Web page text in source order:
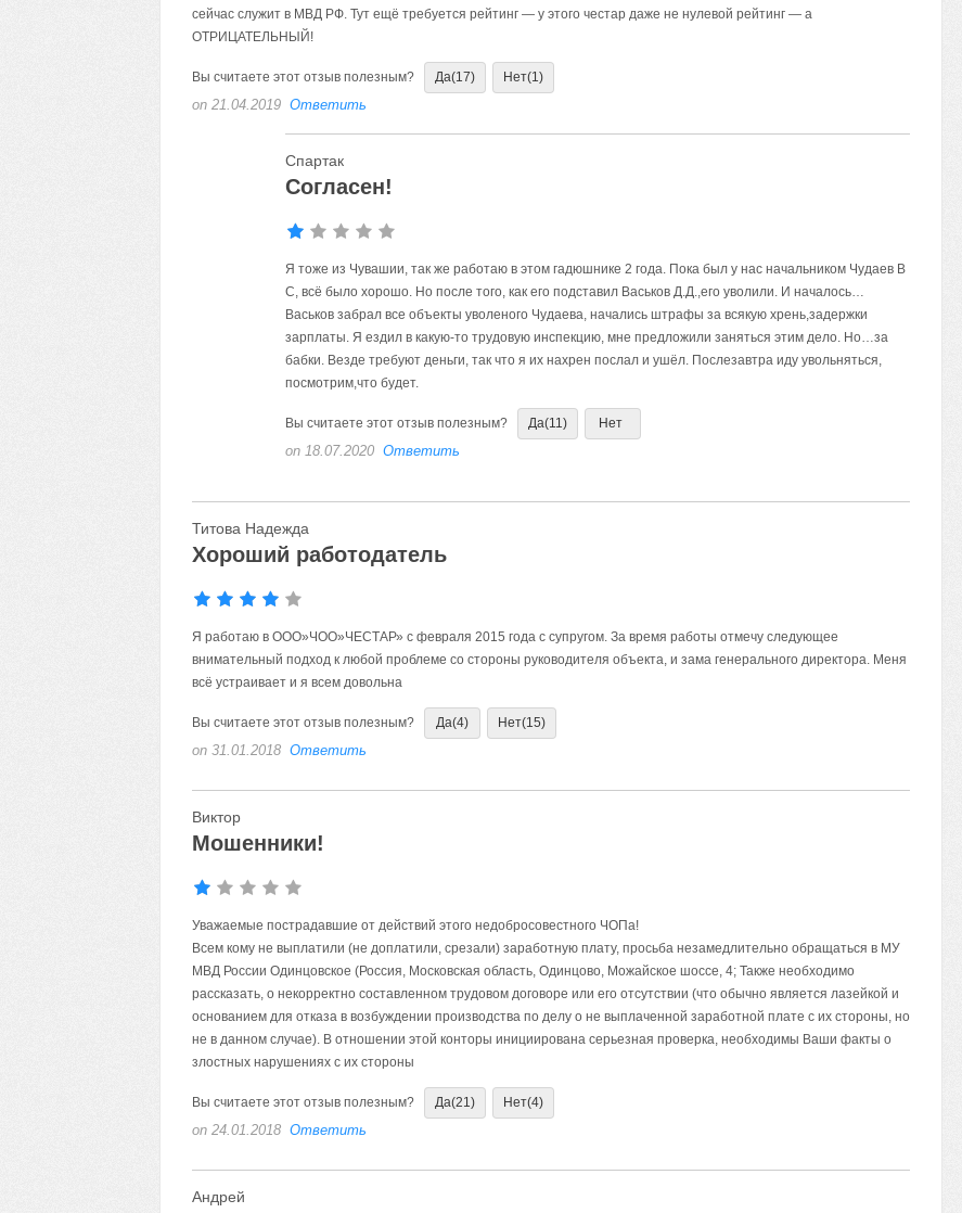
сейчас служит в МВД РФ. Тут ещё требуется рейтинг — у этого честар даже не нулевой рейтинг — а
ОТРИЦАТЕЛЬНЫЙ!
Вы считаете этот отзыв полезным? Да(17) Нет(1)
on 21.04.2019 Ответить
Спартак
Согласен!
Я тоже из Чувашии, так же работаю в этом гадюшнике 2 года. Пока был у нас начальником Чудаев В
С, всё было хорошо. Но после того, как его подставил Васьков Д.Д.,его уволили. И началось…
Васьков забрал все объекты уволеного Чудаева, начались штрафы за всякую хрень,задержки
зарплаты. Я ездил в какую-то трудовую инспекцию, мне предложили заняться этим дело. Но…за
бабки. Везде требуют деньги, так что я их нахрен послал и ушёл. Послезавтра иду увольняться,
посмотрим,что будет.
Вы считаете этот отзыв полезным? Да(11) Нет
on 18.07.2020 Ответить
Титова Надежда
Хороший работодатель
Я работаю в ООО»ЧОО»ЧЕСТАР» с февраля 2015 года с супругом. За время работы отмечу следующее
внимательный подход к любой проблеме со стороны руководителя объекта, и зама генерального директора. Меня
всё устраивает и я всем довольна
Вы считаете этот отзыв полезным? Да(4) Нет(15)
on 31.01.2018 Ответить
Виктор
Мошенники!
Уважаемые пострадавшие от действий этого недобросовестного ЧОПа!
Всем кому не выплатили (не доплатили, срезали) заработную плату, просьба незамедлительно обращаться в МУ
МВД России Одинцовское (Россия, Московская область, Одинцово, Можайское шоссе, 4; Также необходимо
рассказать, о некорректно составленном трудовом договоре или его отсутствии (что обычно является лазейкой и
основанием для отказа в возбуждении производства по делу о не выплаченной заработной плате с их стороны, но
не в данном случае). В отношении этой конторы инициирована серьезная проверка, необходимы Ваши факты о
злостных нарушениях с их стороны
Вы считаете этот отзыв полезным? Да(21) Нет(4)
on 24.01.2018 Ответить
Андрей